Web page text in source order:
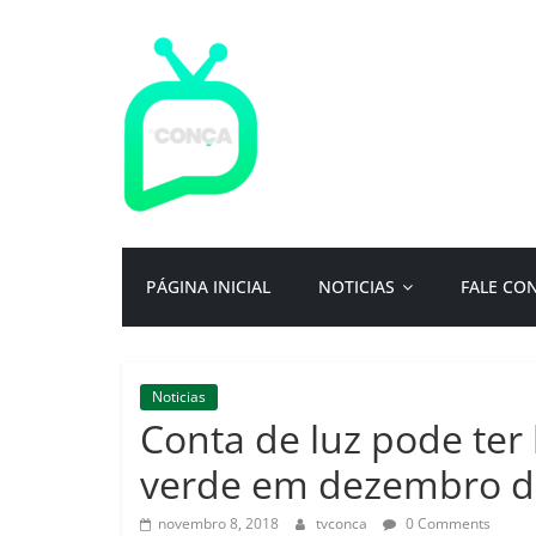
TV
Conça
portal
de
da
cidade
ternura
Por:
Isac
PÁGINA INICIAL NOTICIAS FALE
Noticias
Conta de luz pode
verde em dezembro
novembro 8, 2018 tvconca 0 Comments